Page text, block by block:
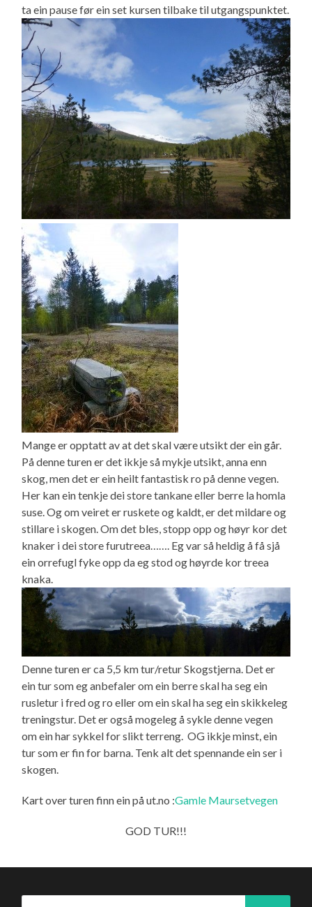
ta ein pause før ein set kursen tilbake til utgangspunktet.
Mange er opptatt av at det skal være utsikt der ein går.
På denne turen er det ikkje så mykje utsikt, anna enn
skog, men det er ein heilt fantastisk ro på denne vegen.
Her kan ein tenkje dei store tankane eller berre la homla
suse. Og om veiret er ruskete og kaldt, er det mildare og
stillare i skogen. Om det bles, stopp opp og høyr kor det
knaker i dei store furutreea……. Eg var så heldig å få sjå
ein orrefugl fyke opp da eg stod og høyrde kor treea
knaka.
Denne turen er ca 5,5 km tur/retur Skogstjerna. Det er
ein tur som eg anbefaler om ein berre skal ha seg ein
rusletur i fred og ro eller om ein skal ha seg ein skikkeleg
treningstur. Det er også mogeleg å sykle denne vegen
om ein har sykkel for slikt terreng. OG ikkje minst, ein
tur som er fin for barna. Tenk alt det spennande ein ser i
skogen.
Kart over turen finn ein på ut.no :Gamle Maursetvegen
GOD TUR!!!